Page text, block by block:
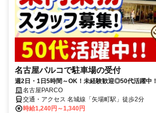
名古屋パルコで駐車場の受付
週2日・1日5時間～OK！未経験歓迎◎50代活躍中！
名古屋PARCO
交通・アクセス 名城線「矢場町駅」徒歩2分
時給1,240円～1,340円